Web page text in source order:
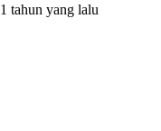
1 tahun yang lalu